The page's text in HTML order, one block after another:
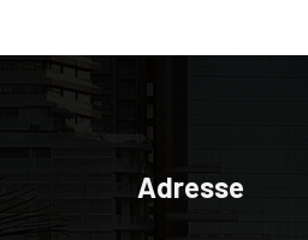
Adresse